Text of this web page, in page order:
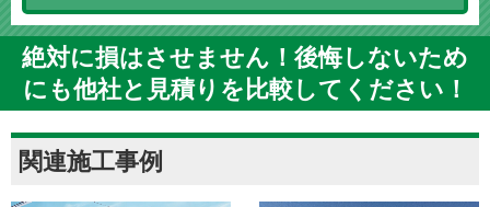
絶対に損はさせません！後悔しないため
にも他社と見積りを比較してください！
関連施工事例